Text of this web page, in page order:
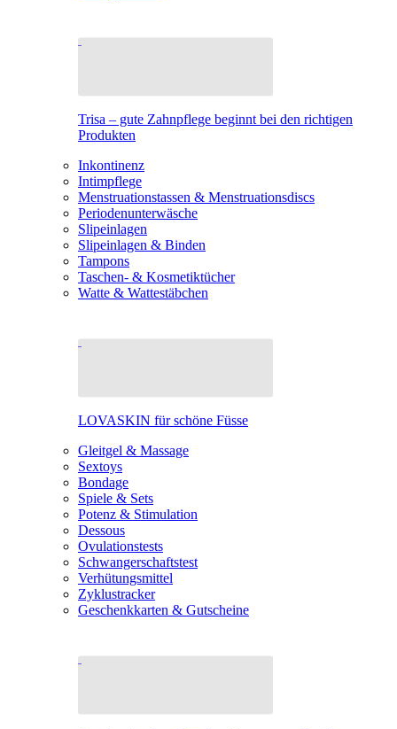
Trisa – gute Zahnpflege beginnt bei den richtigen
Produkten
Inkontinenz
Intimpflege
Menstruationstassen & Menstruationsdiscs
Periodenunterwäsche
Slipeinlagen
Slipeinlagen & Binden
Tampons
Taschen- & Kosmetiktücher
Watte & Wattestäbchen
LOVASKIN für schöne Füsse
Gleitgel & Massage
Sextoys
Bondage
Spiele & Sets
Potenz & Stimulation
Dessous
Ovulationstests
Schwangerschaftstest
Verhütungsmittel
Zyklustracker
Geschenkkarten & Gutscheine